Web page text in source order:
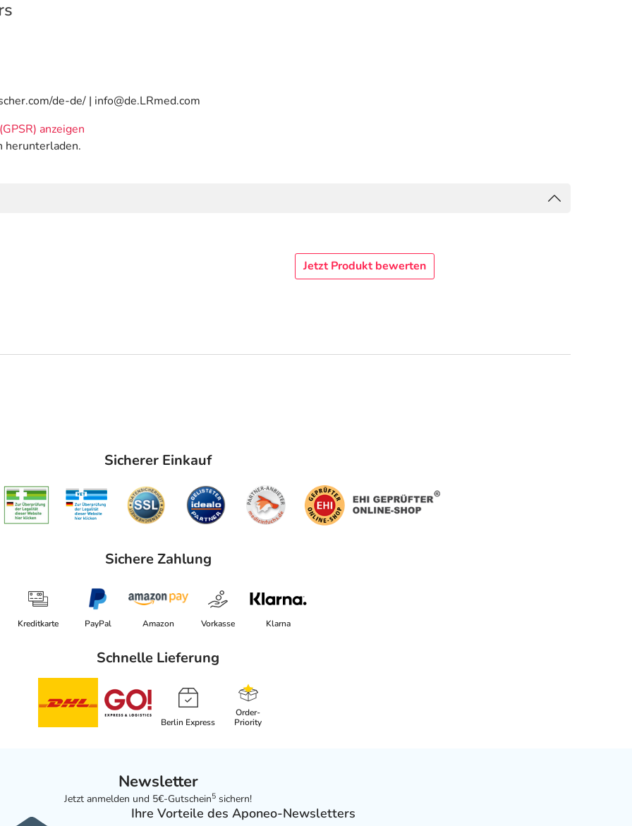
de-de/ | info@de.LRmed.com
anzeigen
herunterladen.
Jetzt Produkt bewerten
Sicherer Einkauf
Sichere Zahlung
Kreditkarte PayPal Amazon Vorkasse Klarna
Schnelle Lieferung
Berlin Express
Order-
Priority
Newsletter
Jetzt anmelden und 5€-Gutschein5 sichern!
Ihre Vorteile des Aponeo-Newsletters